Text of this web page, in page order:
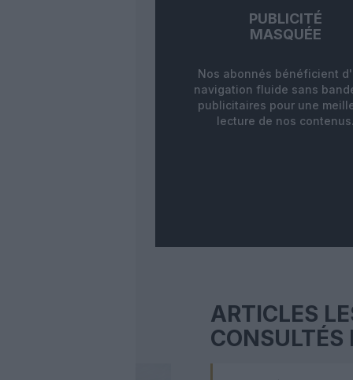
PUBLICITÉ
MASQUÉE
Nos abonnés bénéficient
navigation fluide sans
publicitaires pour une
lecture de nos contenus.
ARTICLES
CONSULTÉS